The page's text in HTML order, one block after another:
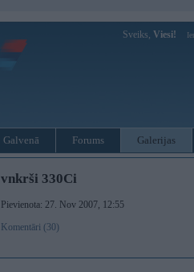
Sveiks, Viesi!
Galvenā Forums Galerijas
vnkrši 330Ci
Pievienota: 27. Nov 2007, 12:55
Komentāri (30)